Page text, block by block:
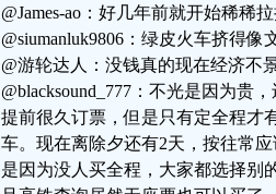
@James-ao：好几年前就开始稀稀
@siumanluk9806：绿皮火车挤得像
@游轮达人：没钱真的现在经济不
@blacksound_777：不光是因为贵
提前很久订票，但是只有定全程才
车。现在离除夕还有2天，按往常
是因为没人买全程，大家都选择别